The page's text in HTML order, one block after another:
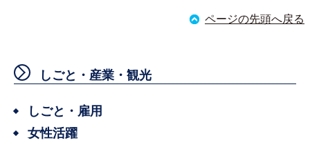
ページの先頭へ戻る
しごと・産業・観光
しごと・雇用
女性活躍